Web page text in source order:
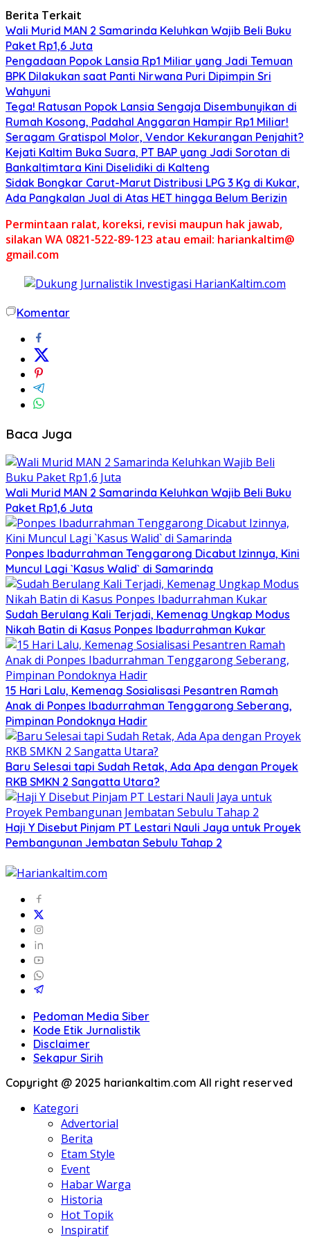
Berita Terkait
Wali Murid MAN 2 Samarinda Keluhkan Wajib Beli Buku
Paket Rp1,6 Juta
Pengadaan Popok Lansia Rp1 Miliar yang Jadi Temuan
BPK Dilakukan saat Panti Nirwana Puri Dipimpin Sri
Wahyuni
Tega! Ratusan Popok Lansia Sengaja Disembunyikan di
Rumah Kosong, Padahal Anggaran Hampir Rp1 Miliar!
Seragam Gratispol Molor, Vendor Kekurangan Penjahit?
Kejati Kaltim Buka Suara, PT BAP yang Jadi Sorotan di
Bankaltimtara Kini Diselidiki di Kalteng
Sidak Bongkar Carut-Marut Distribusi LPG 3 Kg di Kukar,
Ada Pangkalan Jual di Atas HET hingga Belum Berizin
Permintaan ralat, koreksi, revisi maupun hak jawab,
silakan WA 0821-522-89-123 atau email: hariankaltim@
gmail.com
Komentar
Baca Juga
Wali Murid MAN 2 Samarinda Keluhkan Wajib Beli Buku
Paket Rp1,6 Juta
Ponpes Ibadurrahman Tenggarong Dicabut Izinnya, Kini
Muncul Lagi `Kasus Walid` di Samarinda
Sudah Berulang Kali Terjadi, Kemenag Ungkap Modus
Nikah Batin di Kasus Ponpes Ibadurrahman Kukar
15 Hari Lalu, Kemenag Sosialisasi Pesantren Ramah
Anak di Ponpes Ibadurrahman Tenggarong Seberang,
Pimpinan Pondoknya Hadir
Baru Selesai tapi Sudah Retak, Ada Apa dengan Proyek
RKB SMKN 2 Sangatta Utara?
Haji Y Disebut Pinjam PT Lestari Nauli Jaya untuk Proyek
Pembangunan Jembatan Sebulu Tahap 2
Pedoman Media Siber
Kode Etik Jurnalistik
Disclaimer
Sekapur Sirih
Copyright @ 2025 hariankaltim.com All right reserved
Kategori
Advertorial
Berita
Etam Style
Event
Habar Warga
Historia
Hot Topik
Inspiratif